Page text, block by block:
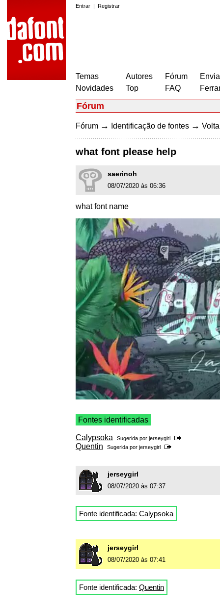
Entrar | Registrar
Temas
Novidades
Autores
Top
Fórum
FAQ
Fórum
Fórum → Identificação de fontes →
what font please help
saerinoh
08/07/2020 às 06:36
what font name
Fontes identificadas
Calypsoka Sugerida por jerseygirl
Quentin Sugerida por jerseygirl
jerseygirl
08/07/2020 às 07:37
Fonte identificada: Calypsoka
jerseygirl
08/07/2020 às 07:41
Fonte identificada: Quentin